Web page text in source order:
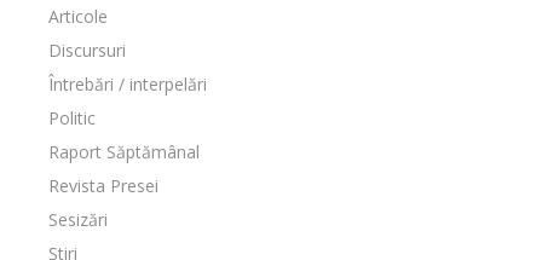
Articole
Discursuri
Întrebări / interpelări
Politic
Raport Săptămânal
Revista Presei
Sesizări
Știri